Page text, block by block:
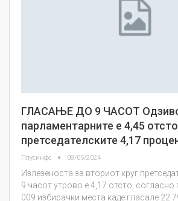
ГЛАСАЊЕ ДО 9 ЧАСОТ
парламентарните е 4,45
претседателските 4,17
Плусинфо 08/05/2024
Излезеноста за вториот круг
9 часот утрово е 4,17 отсто, согласно
009 избирачки места каде гласале 22